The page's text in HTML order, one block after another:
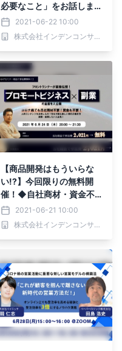
必要なこと」をお話しま
す。2021-06-22 10:00
株式会社インデンコンサルティング
【商品開発はもういらな
い!?】今回限りの無料開
催！◆自社商材・資金不
要の「プロモートオンライ
ンビジネス」学べます
2021-06-21 10:00
株式会社インデンコンサルティング